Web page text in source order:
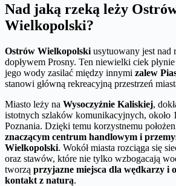
Nad jaką rzeką leży
Wielkopolski?
Ostrów Wielkopolski usytuowany jest nad
dopływem Prosny. Ten niewielki ciek
jego wody zasilać między innymi zalew
stanowi główną rekreacyjną przestrzeń
Miasto leży na Wysoczyźnie Kaliskiej,
istotnych szlaków komunikacyjnych, około
Poznania. Dzięki temu korzystnemu
znaczącym centrum handlowym i
Wielkopolski. Wokół miasta rozciąga się
oraz stawów, które nie tylko wzbogacają
tworzą przyjazne miejsca dla wędkarzy i
kontakt z naturą.